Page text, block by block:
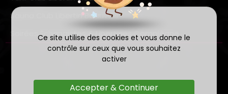
Ce site utilise des cookies et vous donne le
contrôle sur ceux que vous souhaitez
activer
Accepter & Continuer
Sauna Club Libertin Beauvais
Soirées Échangistes & Libertines Compiègne